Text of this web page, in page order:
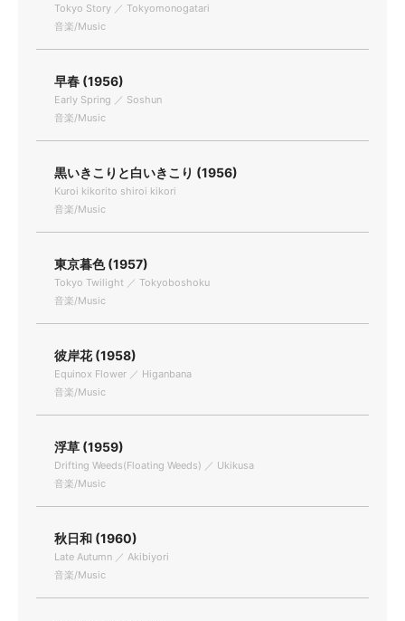
Tokyo Story ／ Tokyomonogatari
音楽/Music
早春 (1956)
Early Spring ／ Soshun
音楽/Music
黒いきこりと白いきこり (1956)
Kuroi kikorito shiroi kikori
音楽/Music
東京暮色 (1957)
Tokyo Twilight ／ Tokyoboshoku
音楽/Music
彼岸花 (1958)
Equinox Flower ／ Higanbana
音楽/Music
浮草 (1959)
Drifting Weeds(Floating Weeds) ／ Ukikusa
音楽/Music
秋日和 (1960)
Late Autumn ／ Akibiyori
音楽/Music